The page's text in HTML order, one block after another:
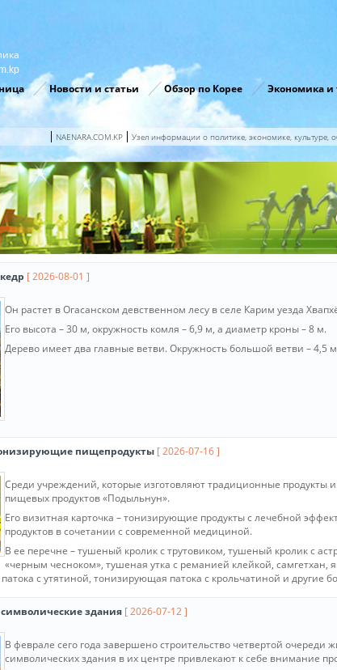
Новости и статьи Обзор по Корее Экономика и
NAENARA.COM.KP Узел информации о политике, экономике, культуре,
[ 2026-08-01 ]
Он растет в Огасанском девственном лесу в селе Карим уезда
Его высота – 30 м, окружность комля – 6,9 м, а диаметр кроны – 8 м.
Дерево имеет два главные ветви. Окружность большой ветви – 4,5
пищепродукты [ 2026-07-16 ]
Среди учреждений, которые изготовляют традиционные продукты
пищевых продуктов «Подыльнун».
Его визитная карточка – тонизирующие продукты с лечебной
продуктов в сочетании с современной медициной.
В ее перечне – тушеный кролик с трутовиком, тушеный кролик с
«черным чесноком», тушеная утка с реманией клейкой, самгетхан,
с утятиной, тонизирующая патока с крольчатиной и другие
здания [ 2026-07-12 ]
В феврале сего года завершено строительство четвертой
символических здания в их центре привлекают к себе внимание